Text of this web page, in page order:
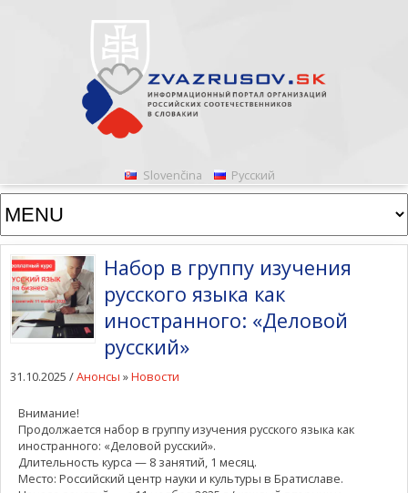
Slovenčina Русский
Набор в группу изучения
русского языка как
иностранного: «Деловой
русский»
31.10.2025 /Анонсы »Новости
Внимание!
Продолжается набор в группу изучения русского языка как
иностранного: «Деловой русский».
Длительность курса — 8 занятий, 1 месяц.
Место: Российский центр науки и культуры в Братиславе.